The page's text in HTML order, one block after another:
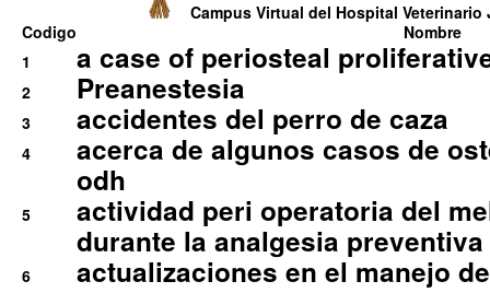
Campus Virtual del Hospital Veterinario
Codigo
Nombre
1
a case of periosteal
2 Preanestesia
3 accidentes del perro de caza
4
acerca de algunos casos de
odh
5
actividad peri operatoria del
durante la analgesia
6
actualizaciones en el manejo